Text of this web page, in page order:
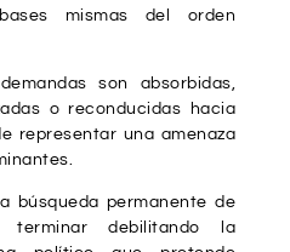
mismas del orden
son absorbidas,
o reconducidas hacia
representar una amenaza
búsqueda permanente de
terminar debilitando la